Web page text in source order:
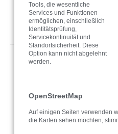
Fachgerecht,
zuverlässig: Zum
Wänden gehören
So erkennen Sie
Tools, die wesentliche
Services und Funktionen
ermöglichen, einschließlich
Identitätsprüfung,
Servicekontinuität und
Standortsicherheit. Diese
Option kann nicht abgelehnt
werden.
OpenStreetMap
Auf einigen Seiten verwenden
die Karten sehen möchten,